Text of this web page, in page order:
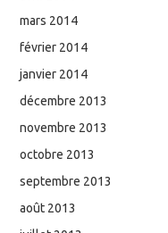
mars 2014
février 2014
janvier 2014
décembre 2013
novembre 2013
octobre 2013
septembre 2013
août 2013